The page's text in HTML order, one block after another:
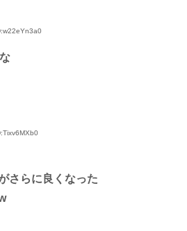
さらに良くなった